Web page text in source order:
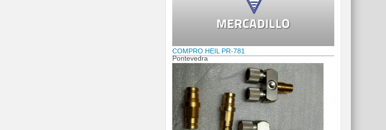
COMPRO HEIL PR-781
Pontevedra